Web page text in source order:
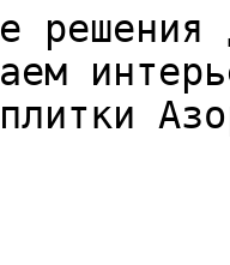
решения